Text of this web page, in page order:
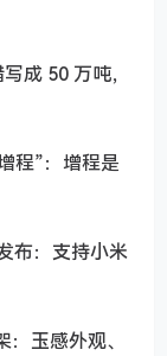
成 50 万吨，
程”：增程是
布：支持小米
玉感外观、